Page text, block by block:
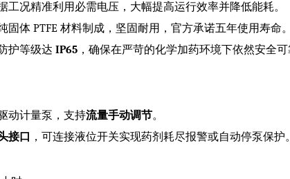
工况精准利用必需电压，大幅提高运行效率并降低能耗。
固体 PTFE 材料制成，坚固耐用，官方承诺五年使用寿命。
护等级达IP65 ，确保在严苛的化学加药环境下依然安全可
动计量泵，支持流量手动调节。
接口
，可连接液位开关实现药剂耗尽报警或自动停泵保护。